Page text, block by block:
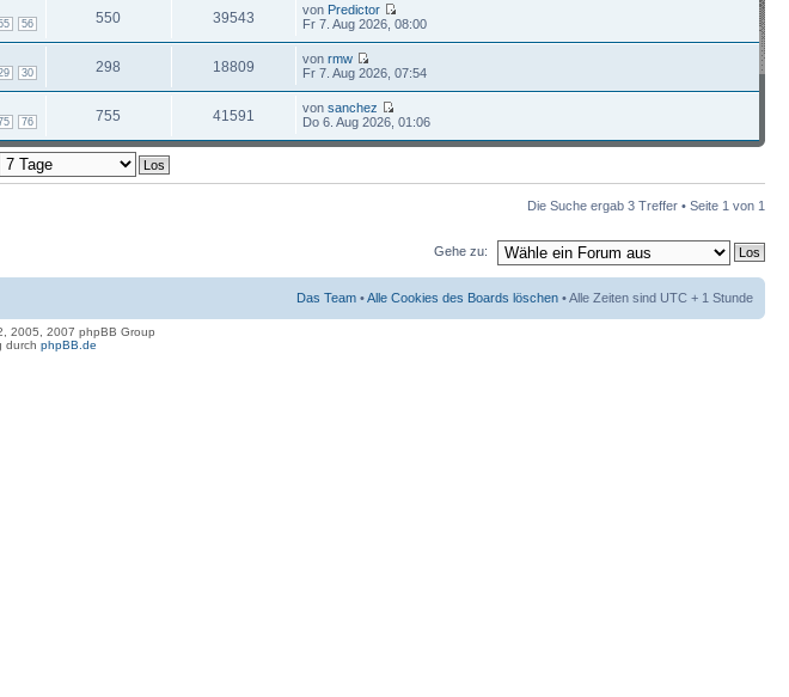
56 550 39543 von Predictor
Fr 7. Aug 2026, 08:00
30 298 18809 vonrmw
Fr 7. Aug 2026, 07:54
76 755 41591 vonsanchez
Do 6. Aug 2026, 01:06
Die Suche ergab 3 Treffer • Seite 1 von 1
Gehe zu:
Das Team •Alle Cookies des Boards löschen • Alle Zeiten sind UTC + 1 Stunde
2005, 2007 phpBB Group
durch phpBB.de